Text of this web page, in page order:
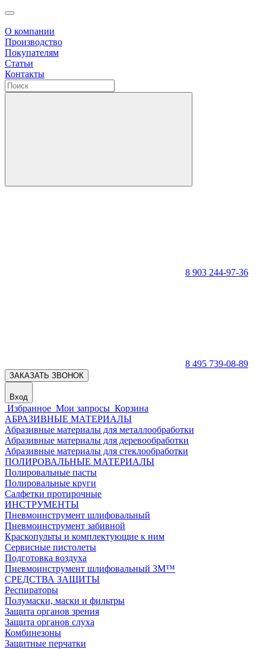
О компании
Производство
Покупателям
Статьи
Контакты
8 903 244-97-36
8 495 739-08-89
ЗАКАЗАТЬ ЗВОНОК
Вход
Избранное Мои запросы Корзина
АБРАЗИВНЫЕ МАТЕРИАЛЫ
Абразивные материалы для металлообработки
Абразивные материалы для деревообработки
Абразивные материалы для стеклообработки
ПОЛИРОВАЛЬНЫЕ МАТЕРИАЛЫ
Полировальные пасты
Полировальные круги
Салфетки протирочные
ИНСТРУМЕНТЫ
Пневмоинструмент шлифовальный
Пневмоинструмент забивной
Краскопульты и комплектующие к ним
Сервисные пистолеты
Подготовка воздуха
Пневмоинструмент шлифовальный 3M™
СРЕДСТВА ЗАЩИТЫ
Респираторы
Полумаски, маски и фильтры
Защита органов зрения
Защита органов слуха
Комбинезоны
Защитные перчатки